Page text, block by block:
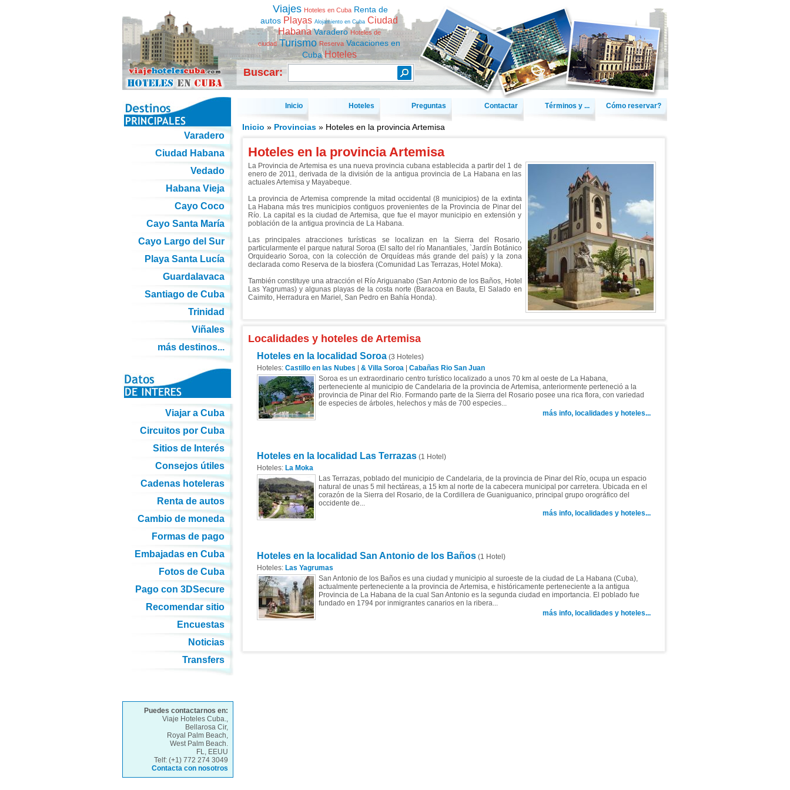
Viajes Hoteles en Cuba Renta de
autos Playas Alojamiento en Cuba Ciudad
Habana Varadero Hoteles de
ciudad Turismo Reserva Vacaciones en
Cuba Hoteles
Buscar:
Inicio Hoteles Preguntas Contactar Términos y ... Cómo reservar?
Inicio » Provincias» Hoteles en la provincia Artemisa
Hoteles en la provincia Artemisa
La Provincia de Artemisa es una nueva provincia cubana establecida a partir del 1 de
enero de 2011, derivada de la división de la antigua provincia de La Habana en las
actuales Artemisa y Mayabeque.
La provincia de Artemisa comprende la mitad occidental (8 municipios) de la extinta
La Habana más tres municipios contiguos provenientes de la Provincia de Pinar del
Río. La capital es la ciudad de Artemisa, que fue el mayor municipio en extensión y
población de la antigua provincia de La Habana.
Las principales atracciones turísticas se localizan en la Sierra del Rosario,
particularmente el parque natural Soroa (El salto del río Manantiales, `Jardín Botánico
Orquideario Soroa, con la colección de Orquídeas más grande del país) y la zona
declarada como Reserva de la biosfera (Comunidad Las Terrazas, Hotel Moka).
También constituye una atracción el Río Ariguanabo (San Antonio de los Baños, Hotel
Las Yagrumas) y algunas playas de la costa norte (Baracoa en Bauta, El Salado en
Caimito, Herradura en Mariel, San Pedro en Bahía Honda).
Localidades y hoteles de Artemisa
Hoteles en la localidad Soroa(3 Hoteles)
Hoteles: Castillo en las Nubes & Villa Soroa| Cabañas Rio San Juan
Soroa es un extraordinario centro turístico localizado a unos 70 km al oeste de La Habana,
perteneciente al municipio de Candelaria de la provincia de Artemisa, anteriormente perteneció a la
provincia de Pinar del Rio. Formando parte de la Sierra del Rosario posee una rica flora, con variedad
de especies de árboles, helechos y más de 700 especies...
más info, localidades y hoteles...
Hoteles en la localidad Las Terrazas(1 Hotel)
Hoteles: La Moka
Las Terrazas, poblado del municipio de Candelaria, de la provincia de Pinar del Río, ocupa un espacio
natural de unas 5 mil hectáreas, a 15 km al norte de la cabecera municipal por carretera. Ubicada en el
corazón de la Sierra del Rosario, de la Cordillera de Guaniguanico, principal grupo orográfico del
occidente de...
más info, localidades y hoteles...
Hoteles en la localidad San Antonio de los Baños(1 Hotel)
Hoteles: Las Yagrumas
San Antonio de los Baños es una ciudad y municipio al suroeste de la ciudad de La Habana (Cuba),
actualmente perteneciente a la provincia de Artemisa, e históricamente perteneciente a la antigua
Provincia de La Habana de la cual San Antonio es la segunda ciudad en importancia. El poblado fue
fundado en 1794 por inmigrantes canarios en la ribera...
más info, localidades y hoteles...
Varadero
Ciudad Habana
Vedado
Habana Vieja
Cayo Coco
Cayo Santa María
Cayo Largo del Sur
Playa Santa Lucía
Guardalavaca
Santiago de Cuba
Trinidad
Viñales
más destinos...
Viajar a Cuba
Circuitos por Cuba
Sitios de Interés
Consejos útiles
Cadenas hoteleras
Renta de autos
Cambio de moneda
Formas de pago
Embajadas en Cuba
Fotos de Cuba
Pago con 3DSecure
Recomendar sitio
Encuestas
Noticias
Transfers
Puedes contactarnos en:
Viaje Hoteles Cuba.,
Bellarosa Cir,
Royal Palm Beach,
West Palm Beach.
FL, EEUU
Telf: (+1) 772 274 3049
Contacta con nosotros